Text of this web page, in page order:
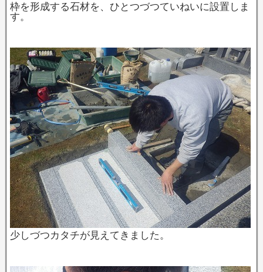
枠を形成する石材を、ひとつづつていねいに設置しま
す。
少しづつカタチが見えてきました。